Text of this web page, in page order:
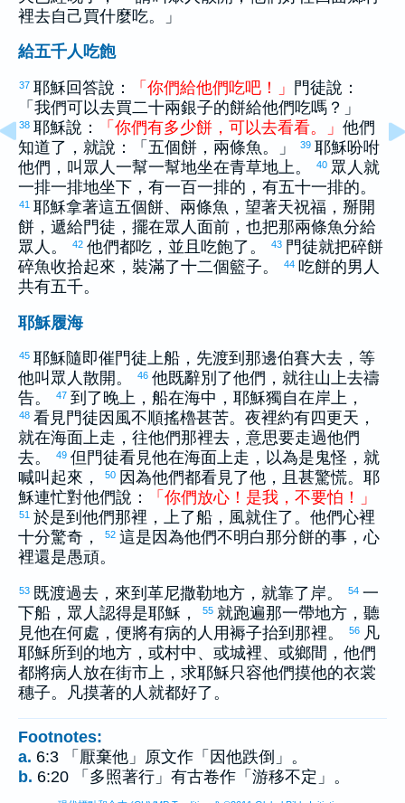
裡去自己買什麼吃。」
給五千人吃飽
37 耶穌回答說： 「 你們給他們吃吧 ！ 」 門徒說：
「我們可以去買二十兩銀子的餅給他們吃嗎？」
38 耶穌說： 「 你們有多少餅 ， 可以去看看。 」 他們
知道了，就說：「五個餅，兩條魚。」
39 耶穌吩咐
他們，叫眾人一幫一幫地坐在青草地上。
40 眾人就
一排一排地坐下，有一百一排的，有五十一排的。
41 耶穌拿著這五個餅、兩條魚，望著天祝福，掰開
餅，遞給門徒，擺在眾人面前，也把那兩條魚分給
眾人。
42 他們都吃，並且吃飽了。 43 門徒就把碎餅
碎魚收拾起來，裝滿了十二個籃子。
44 吃餅的男人
共有五千。
耶穌履海
45 耶穌隨即催門徒上船，先渡到那邊伯賽大去，等
他叫眾人散開。
46 他既辭別了他們，就往山上去禱
告。
47 到了晚上，船在海中，耶穌獨自在岸上，
48 看見門徒因風不順搖櫓甚苦。夜裡約有四更天，
就在海面上走，往他們那裡去，意思要走過他們
去。
49 但門徒看見他在海面上走，以為是鬼怪，就
喊叫起來，
50 因為他們都看見了他，且甚驚慌。耶
穌連忙對他們說：
「 你們放心 ！ 是我 ， 不要怕 ！ 」
51 於是到他們那裡，上了船，風就住了。他們心裡
十分驚奇，
52 這是因為他們不明白那分餅的事，心
裡還是愚頑。
53 既渡過去，來到 革尼撒勒地方，就靠了岸。 54 一
下船，眾人認得是耶穌，
55 就跑遍那一帶地方，聽
見他在何處，便將有病的人用褥子抬到那裡。
56 凡
耶穌所到的地方，或村中、或城裡、或鄉間，他們
都將病人放在街市上，求耶穌只容他們摸他的衣裳
穗子。凡摸著的人就都好了。
Footnotes:
a. 6:3 「厭棄他」原文作「因他跌倒」。
b. 6:20 「多照著行」有古卷作「游移不定」。